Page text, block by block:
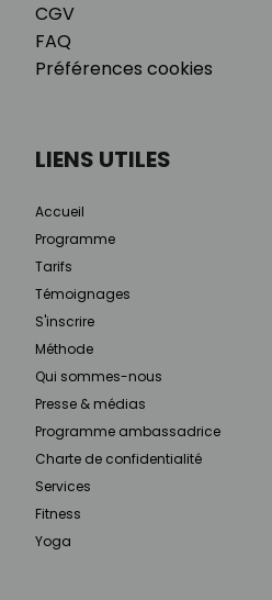
CGV
FAQ
Préférences cookies
LIENS UTILES
Accueil
Programme
Tarifs
Témoignages
S'inscrire
Méthode
Qui sommes-nous
Presse & médias
Programme ambassadrice
Charte de confidentialité
Services
Fitness
Yoga